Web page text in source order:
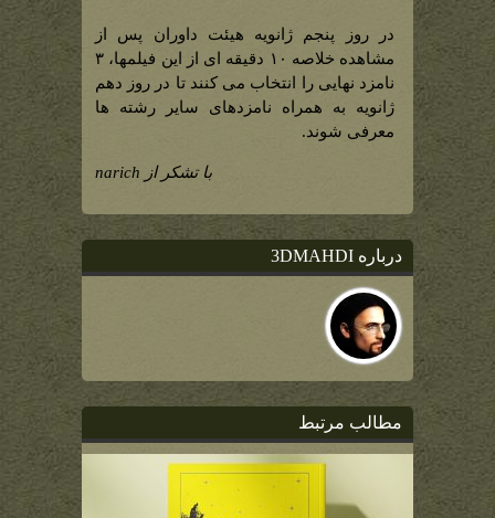
در روز پنجم ژانویه هیئت داوران پس از
مشاهده خلاصه ۱۰ دقیقه ای از این فیلمها، ۳
نامزد نهایی را انتخاب می کنند تا در روز دهم
ژانویه به همراه نامزدهای سایر رشته ها
معرفی شوند.
با تشکر از narich
درباره 3DMAHDI
مطالب مرتبط